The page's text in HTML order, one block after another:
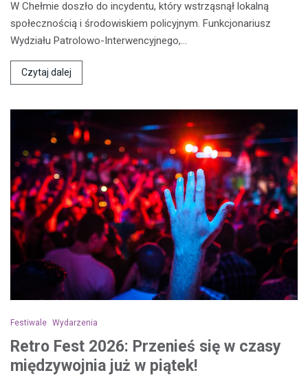
W Chełmie doszło do incydentu, który wstrząsnął lokalną
społecznością i środowiskiem policyjnym. Funkcjonariusz
Wydziału Patrolowo-Interwencyjnego,…
Czytaj dalej
Festiwale Wydarzenia
Retro Fest 2026: Przenieś się w czasy
międzywojnia już w piątek!